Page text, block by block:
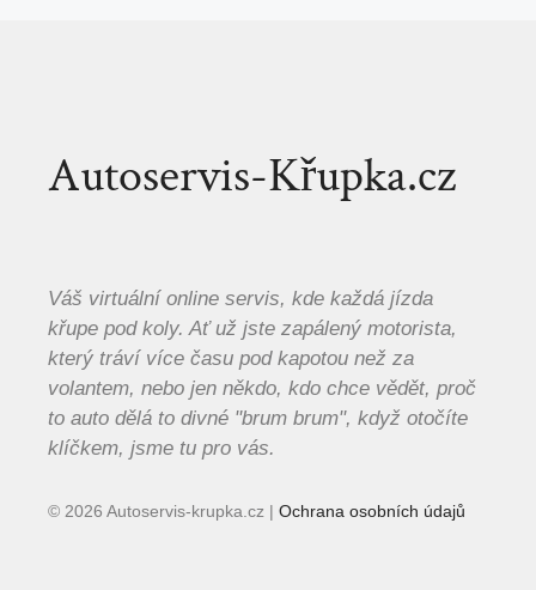
Autoservis-Křupka.cz
Váš virtuální online servis, kde každá jízda
křupe pod koly. Ať už jste zapálený motorista,
který tráví více času pod kapotou než za
volantem, nebo jen někdo, kdo chce vědět, proč
to auto dělá to divné "brum brum", když otočíte
klíčkem, jsme tu pro vás.
© 2026 Autoservis-krupka.cz | Ochrana osobních údajů